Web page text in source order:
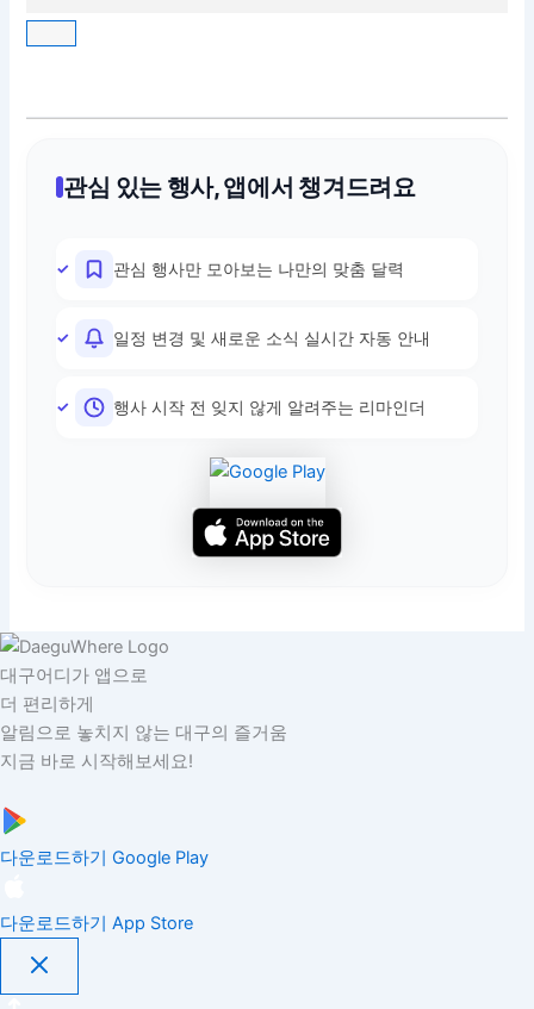
관심 있는 행사, 앱에서 챙겨드려요
관심 행사만 모아보는 나만의 맞춤 달력
일정 변경 및 새로운 소식 실시간 자동 안내
행사 시작 전 잊지 않게 알려주는 리마인더
대구어디가 앱으로
더 편리하게
알림으로 놓치지 않는 대구의 즐거움
지금 바로 시작해보세요!
다운로드하기 Google Play
다운로드하기 App Store